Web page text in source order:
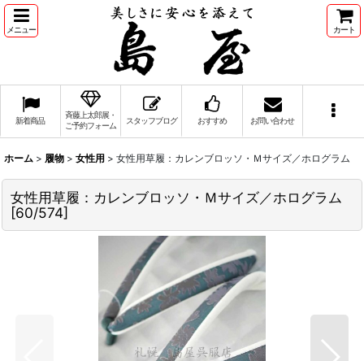
メニュー カート
新着商品
斉藤上太郎展・
ご予約フォーム
スタッフブログ おすすめ お問い合わせ
ホーム > 履物 > 女性用 > 女性用草履：カレンブロッソ・Ｍサイズ／ホログラム
女性用草履：カレンブロッソ・Ｍサイズ／ホログラム
[60/574]